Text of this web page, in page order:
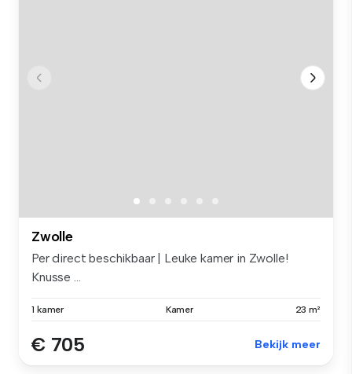
Zwolle
Per direct beschikbaar | Leuke kamer in Zwolle!
Knusse ...
1 kamer Kamer 23 m²
€ 705 Bekijk meer